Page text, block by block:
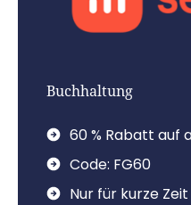
Buchhaltung
60 % Rabatt auf
Code: FG60
Nur für kurze Zeit